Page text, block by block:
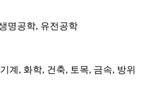
명공학, 유전공학
계, 화학, 건축, 토목, 금속, 방위